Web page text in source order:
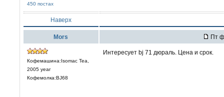
450 постах
Наверх
Mors Пт
Кофемашина:Isomac Tea,
2005 year
Кофемолка:BJ68
Интересует bj 71 дюраль. Цена и срок.